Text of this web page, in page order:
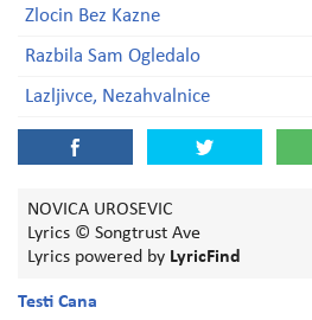
Zlocin Bez Kazne
Razbila Sam Ogledalo
Lazljivce, Nezahvalnice
NOVICA UROSEVIC
Lyrics © Songtrust Ave
Lyrics powered by LyricFind
Testi Cana